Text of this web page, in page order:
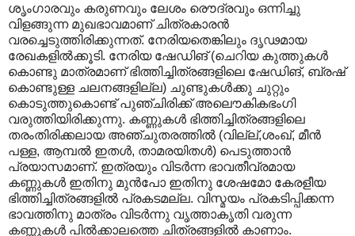
ശൃംഗാരവും കരുണവും ലേശം രൌദ്രവും ഒന്നിച്ചു
വിളങ്ങുന്ന മുഖഭാവമാണ് ചിത്രകാരന്‍
വരച്ചെടുത്തിരിക്കുന്നത്. നേരിയതെങ്കിലും ദൃഢമായ
രേഖകളില്‍ക്കൂടി. നേരിയ ഷേഡിങ് (ചെറിയ കുത്തുകള്‍
കൊണ്ടു മാത്രമാണ് ഭിത്തിച്ചിത്രങ്ങളിലെ ഷേഡിങ്, ബ്രഷ്
കൊണ്ടുള്ള ചലനങ്ങളില്ല) ചുണ്ടുകള്‍‍ക്കു ചുറ്റും
കൊടുത്തുകൊണ്ട് പുഞ്ചിരിക്ക് അലൌകികഭംഗി
വരുത്തിയിരിക്കുന്നു. കണ്ണുകള്‍ ഭിത്തിച്ചിത്രങ്ങളിലെ
തരംതിരിക്കലായ അഞ്ചുതരത്തില്‍ (വില്ല്,ശംഖ്, മീന്‍
പള്ള, ആമ്പല്‍ ഇതള്‍, താമരയിതള്‍) പെടുത്താന്‍
പ്രയാസമാണ്. ഇത്രയും വിടര്‍ന്ന ഭാവതീവ്രമായ
കണ്ണുകള്‍ ഇതിനു മുന്‍പോ ഇതിനു ശേഷമോ കേരളീയ
ഭിത്തിച്ചിത്രങ്ങളില്‍ പ്രകടമല്ല. വിസ്മയം പ്രകടിപ്പിക്കന്ന
ഭാവത്തിനു മാത്രം വിടര്‍ന്നു വൃത്താകൃതി വരുന്ന
കണ്ണുകള്‍ പില്‍ക്കാലത്തെ ചിത്രങ്ങളില്‍ കാണാം.